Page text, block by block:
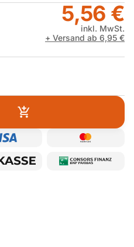
5,56 €
inkl. MwSt.
+ Versand ab 6,95 €